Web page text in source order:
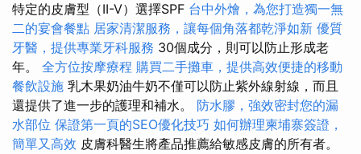
特定的皮膚型（II-V）選擇SPF 台中外燴，為您打造獨一無
二的宴會餐點 居家清潔服務，讓每個角落都乾淨如新 優質
牙醫，提供專業牙科服務 30個成分，則可以防止形成老
年。 全方位按摩療程 購買二手攤車，提供高效便捷的移動
餐飲設施 乳木果奶油牛奶不僅可以防止紫外線射線，而且
還提供了進一步的護理和補水。 防水膠，強效密封您的漏
水部位 保證第一頁的SEO優化技巧 如何辦理柬埔寨簽證，
簡單又高效 皮膚科醫生將產品推薦給敏感皮膚的所有者。